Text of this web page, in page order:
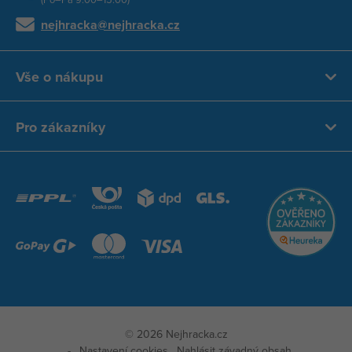
nejhracka@nejhracka.cz
Vše o nákupu
Pro zákazníky
© 2026 Nejhracka.cz